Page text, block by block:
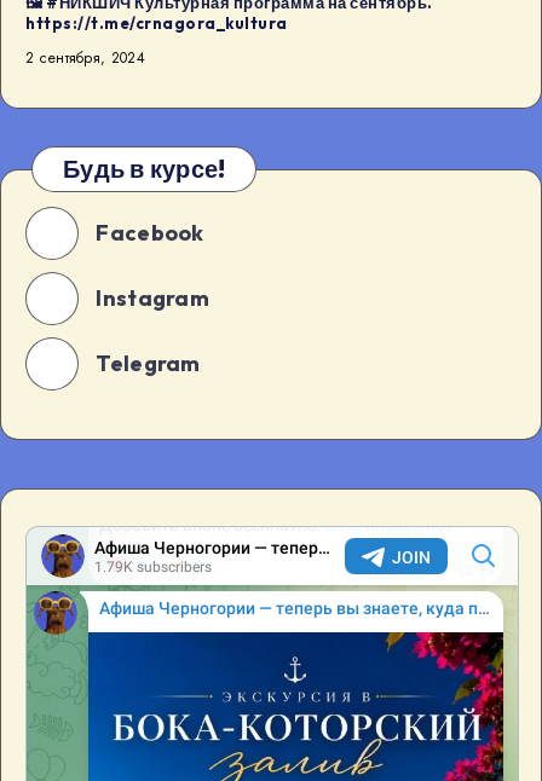
https://t.me/crnagora_kultura
2 сентября, 2024
Будь в курсе!
Facebook
Instagram
Telegram